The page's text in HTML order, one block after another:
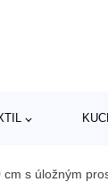
cm s úložným